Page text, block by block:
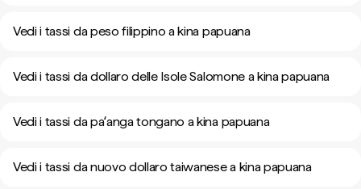
Vedi i tassi da peso filippino a kina papuana
Vedi i tassi da dollaro delle Isole Salomone a kina papuana
Vedi i tassi da paʻanga tongano a kina papuana
Vedi i tassi da nuovo dollaro taiwanese a kina papuana